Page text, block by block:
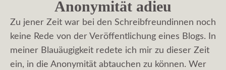
Anonymität adieu
Zu jener Zeit war bei den Schreibfreundinnen noch
keine Rede von der Veröffentlichung eines Blogs. In
meiner Blauäugigkeit redete ich mir zu dieser Zeit
ein, in die Anonymität abtauchen zu können. Wer